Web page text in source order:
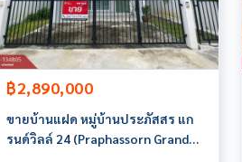
฿2,890,000
ขายบ้านแฝด หมู่บ้านประภัสสร แก
รนด์วิลล์ 24 (Praphassorn Grand